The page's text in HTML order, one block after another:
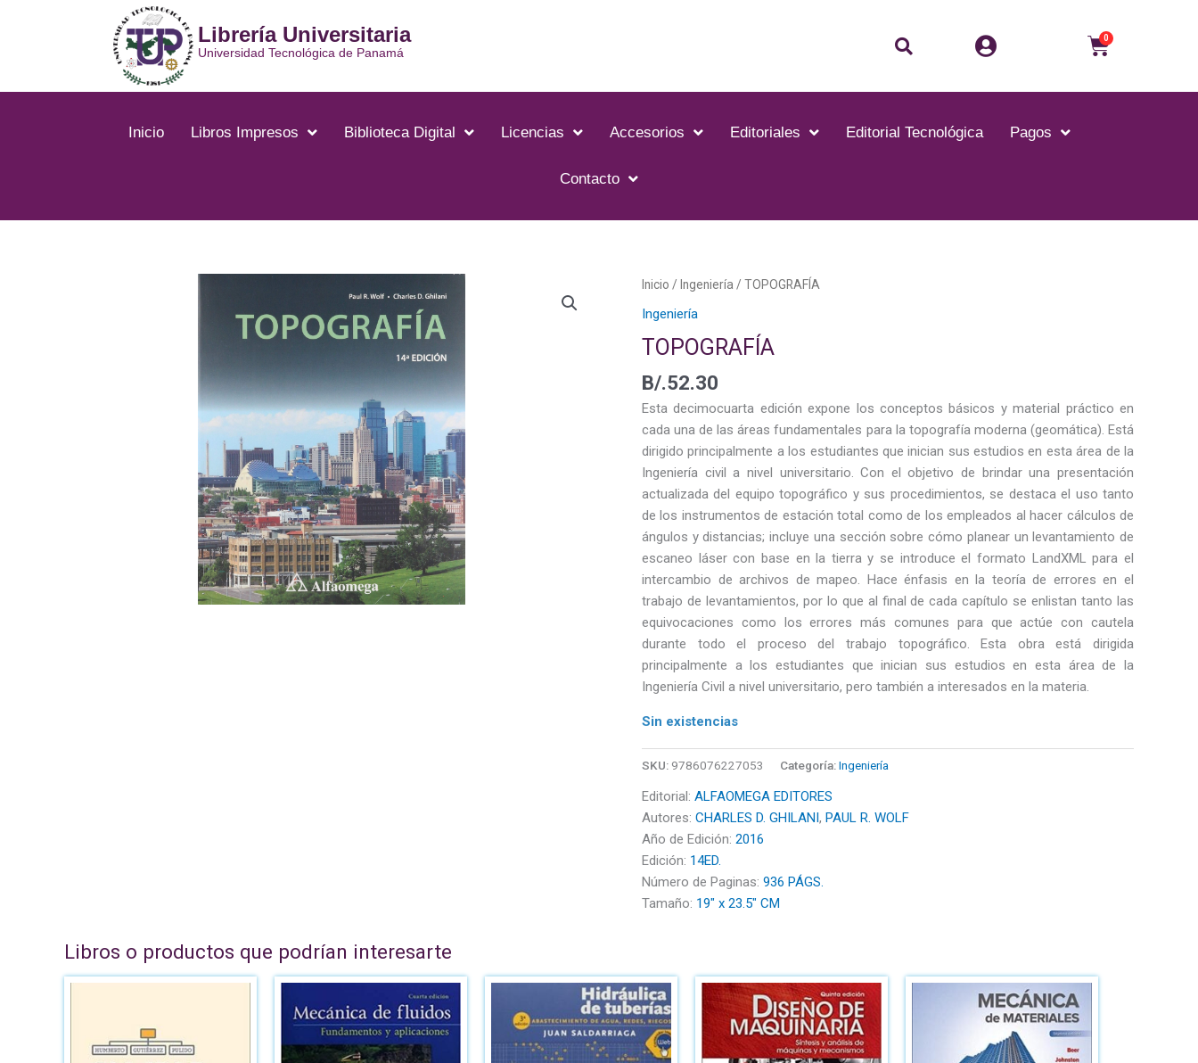
Librería Universitaria
Universidad Tecnológica de Panamá Buscar 0Carrito
Inicio Libros Impresos Biblioteca Digital Licencias Accesorios Editoriales Editorial Tecnológica Pagos
Contacto
Inicio / Ingeniería / TOPOGRAFÍA
Ingeniería
TOPOGRAFÍA
B/.52.30
Esta decimocuarta edición expone los conceptos básicos y material práctico en
cada una de las áreas fundamentales para la topografía moderna (geomática). Está
dirigido principalmente a los estudiantes que inician sus estudios en esta área de la
Ingeniería civil a nivel universitario. Con el objetivo de brindar una presentación
actualizada del equipo topográfico y sus procedimientos, se destaca el uso tanto
de los instrumentos de estación total como de los empleados al hacer cálculos de
ángulos y distancias; incluye una sección sobre cómo planear un levantamiento de
escaneo láser con base en la tierra y se introduce el formato LandXML para el
intercambio de archivos de mapeo. Hace énfasis en la teoría de errores en el
trabajo de levantamientos, por lo que al final de cada capítulo se enlistan tanto las
equivocaciones como los errores más comunes para que actúe con cautela
durante todo el proceso del trabajo topográfico. Esta obra está dirigida
principalmente a los estudiantes que inician sus estudios en esta área de la
Ingeniería Civil a nivel universitario, pero también a interesados en la materia.
Sin existencias
SKU: 9786076227053 Categoría:Ingeniería
Editorial: ALFAOMEGA EDITORES
Autores: CHARLES D. GHILANI, PAUL R. WOLF
Año de Edición: 2016
Edición: 14ED.
Número de Paginas: 936 PÁGS.
Tamaño: 19" x 23.5" CM
Libros o productos que podrían interesarte